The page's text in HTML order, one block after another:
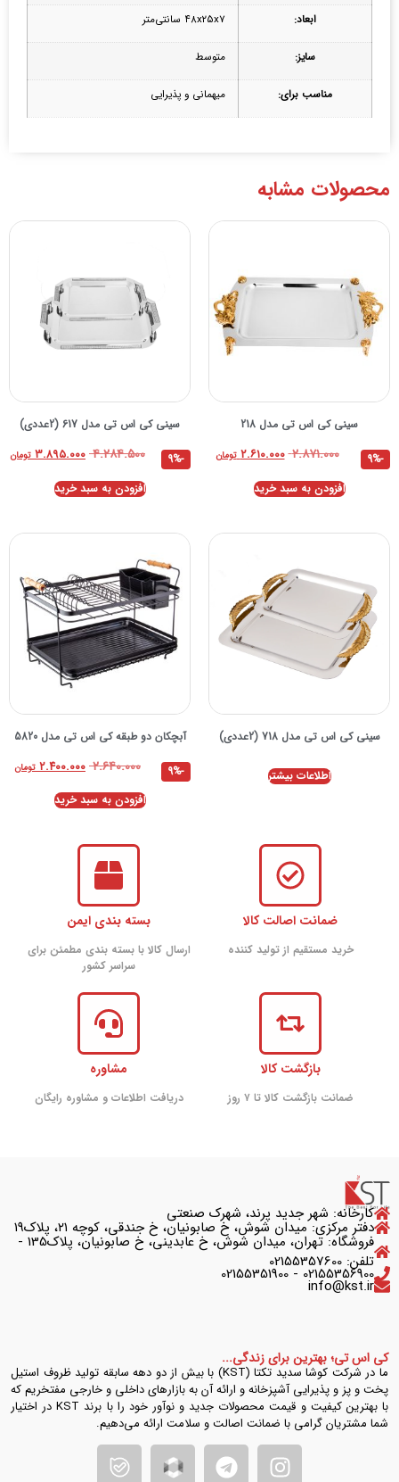
ابعاد: ۴۸x۲۵x۷ سانتی‌متر
سایز: متوسط
مناسب برای: میهمانی و پذیرایی
محصولات مشابه
سینی کی اس تی مدل 218
۲.۸۷۱.۰۰۰ ۲.۶۱۰.۰۰۰ تومان
-9%
افزودن به سبد خرید
سینی کی اس تی مدل 617 (2عددی)
۴.۲۸۴.۵۰۰ ۳.۸۹۵.۰۰۰ تومان
-9%
افزودن به سبد خرید
سینی کی اس تی مدل 718 (2عددی)
اطلاعات بیشتر
آبچکان دو طبقه کی اس تی مدل 5820
۲.۶۴۰.۰۰۰ ۲.۴۰۰.۰۰۰ تومان
-9%
افزودن به سبد خرید
ضمانت اصالت کالا
خرید مستقیم از تولید کننده
بسته بندی ایمن
ارسال کالا با بسته بندی مطمئن برای
سراسر کشور
بازگشت کالا
ضمانت بازگشت کالا تا ۷ روز
مشاوره
دریافت اطلاعات و مشاوره رایگان
کارخانه: شهر جدید پرند، شهرک صنعتی
دفتر مرکزی: میدان شوش، خ صابونیان، خ جندقی، کوچه ۲۱، پلاک۱۹
فروشگاه: تهران، میدان شوش، خ عابدینی، خ صابونیان، پلاک135 -
تلفن: 02155357600
02155356900 - 02155351900
info@kst.ir
کی اس تی؛ بهترین برای زندگی...
ما در شرکت کوشا سدید تکتا (KST) با بیش از دو دهه سابقه تولید ظروف استیل
پخت و پز و پذیرایی آشپزخانه و ارائه آن به بازارهای داخلی و خارجی مفتخریم که
با بهترین کیفیت و قیمت محصولات جدید و نوآور خود را با برند KST در اختیار
شما مشتریان گرامی با ضمانت اصالت و سلامت ارائه می‌دهیم.